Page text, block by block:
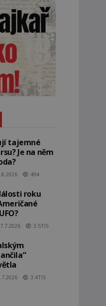
tajemné
Je na něm
494
roku
3.5TIS
3.4TIS